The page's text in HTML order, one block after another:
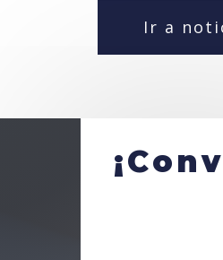
Ir a